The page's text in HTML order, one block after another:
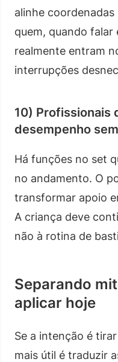
alinhe
quem, quando falar
realmente entram
interrupções
10) Profissionais
desempenho
Há funções no set
no andamento. O
transformar apoio
A criança deve
não à rotina de
Separando
aplicar hoje
Se a intenção é
mais útil é traduzir